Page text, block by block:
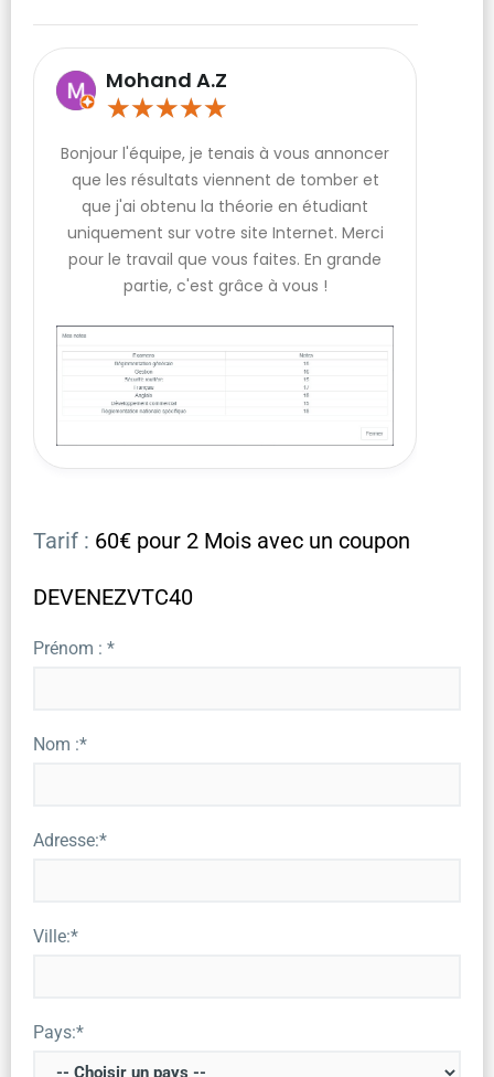
Mohand A.Z
★★★★★
Bonjour l'équipe, je tenais à vous annoncer
que les résultats viennent de tomber et
que j'ai obtenu la théorie en étudiant
uniquement sur votre site Internet. Merci
pour le travail que vous faites. En grande
partie, c'est grâce à vous !
Tarif : 60€ pour 2 Mois avec un coupon
DEVENEZVTC40
Prénom : *
Nom :*
Adresse:*
Ville:*
Pays:*